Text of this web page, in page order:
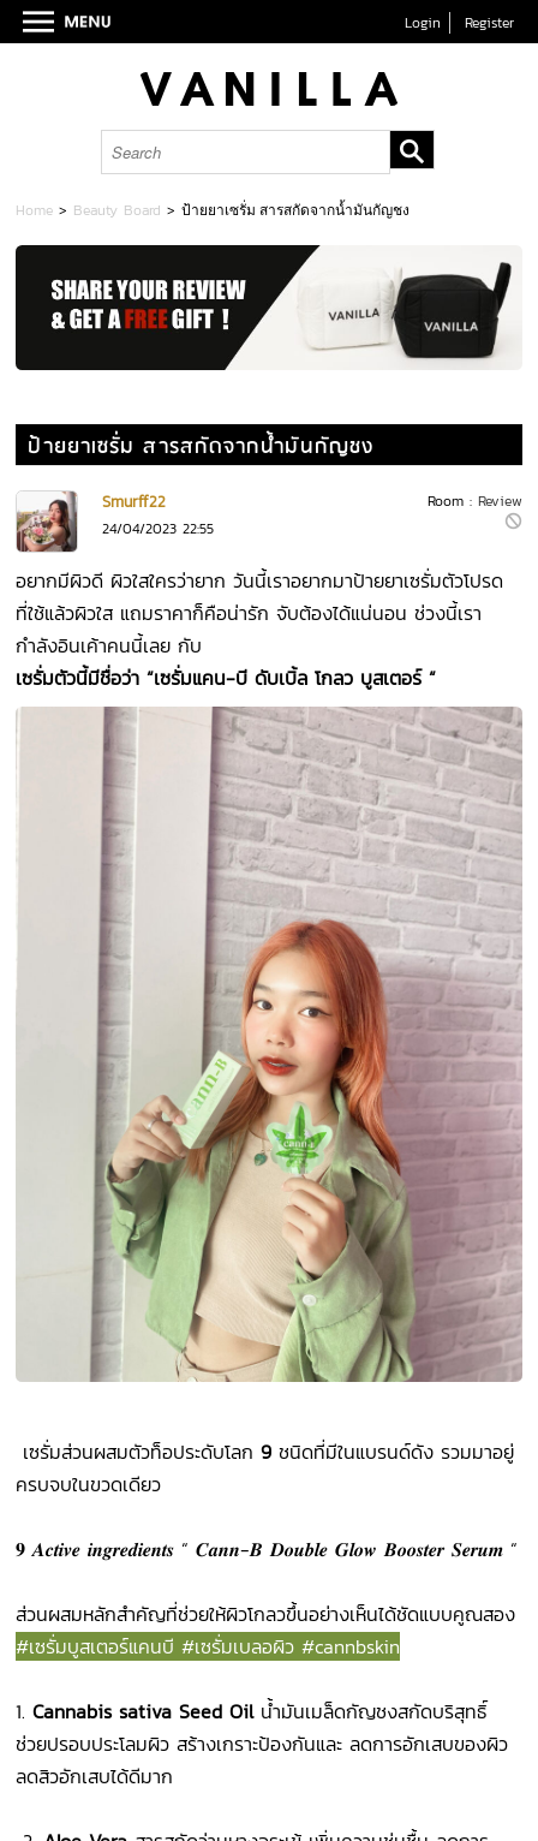
Login Register
Home > Beauty Board >ป้ายยาเซรั่ม สารสกัดจากน้ำมันกัญชง
ป้ายยาเซรั่ม สารสกัดจากน้ำมันกัญชง
Room : Review
Smurff22
24/04/2023 22:55
อยากมีผิวดี ผิวใสใครว่ายาก วันนี้เราอยากมาป้ายยาเซรั่มตัวโปรด
ที่ใช้แล้วผิวใส แถมราคาก็คือน่ารัก จับต้องได้แน่นอน ช่วงนี้เรา
กำลังอินเค้าคนนี้เลย กับ
เซรั่มตัวนี้มีชื่อว่า “เซรั่มแคน-บี ดับเบิ้ล โกลว บูสเตอร์ “
เซรั่มส่วนผสมตัวท็อประดับโลก9 ชนิดที่มีในแบรนด์ดัง รวมมาอยู่
ครบจบในขวดเดียว
𝟗 𝑨𝒄𝒕𝒊𝒗𝒆 𝒊𝒏𝒈𝒓𝒆𝒅𝒊𝒆𝒏𝒕𝒔 “ 𝑪𝒂𝒏𝒏-𝑩 𝑫𝒐𝒖𝒃𝒍𝒆 𝑮𝒍𝒐𝒘 𝑩𝒐𝒐𝒔𝒕𝒆𝒓 𝑺𝒆𝒓𝒖𝒎 “
ส่วนผสมหลักสำคัญที่ช่วยให้ผิวโกลวขึ้นอย่างเห็นได้ชัดแบบคูณสอง
#เซรั่มบูสเตอร์แคนบี #เซรั่มเบลอผิว #cannbskin
1.Cannabis sativa Seed Oil น้ำมันเมล็ดกัญชงสกัดบริสุทธิ์
ช่วยปรอบประโลมผิว สร้างเกราะป้องกันและ ลดการอักเสบของผิว
ลดสิวอักเสบได้ดีมาก